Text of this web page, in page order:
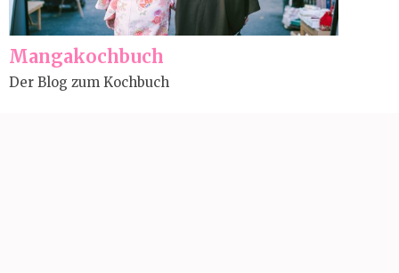
Mangakochbuch
Der Blog zum Kochbuch